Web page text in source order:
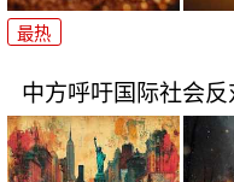
最热
中方呼吁国际社会